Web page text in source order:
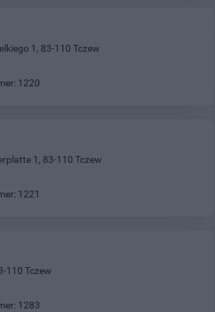
1, 83-110 Tczew
1220
1, 83-110 Tczew
1221
110 Tczew
1283